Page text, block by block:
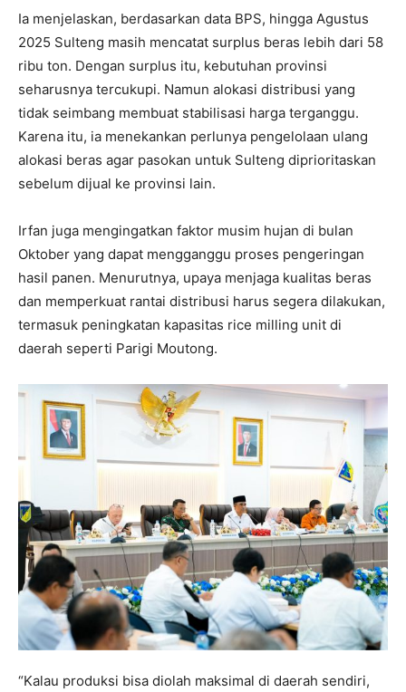
Ia menjelaskan, berdasarkan data BPS, hingga Agustus
2025 Sulteng masih mencatat surplus beras lebih dari 58
ribu ton. Dengan surplus itu, kebutuhan provinsi
seharusnya tercukupi. Namun alokasi distribusi yang
tidak seimbang membuat stabilisasi harga terganggu.
Karena itu, ia menekankan perlunya pengelolaan ulang
alokasi beras agar pasokan untuk Sulteng diprioritaskan
sebelum dijual ke provinsi lain.
Irfan juga mengingatkan faktor musim hujan di bulan
Oktober yang dapat mengganggu proses pengeringan
hasil panen. Menurutnya, upaya menjaga kualitas beras
dan memperkuat rantai distribusi harus segera dilakukan,
termasuk peningkatan kapasitas rice milling unit di
daerah seperti Parigi Moutong.
“Kalau produksi bisa diolah maksimal di daerah sendiri,